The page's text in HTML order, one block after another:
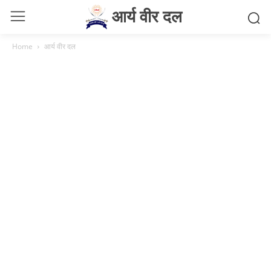
आर्य वीर दल
Home आर्य वीर दल